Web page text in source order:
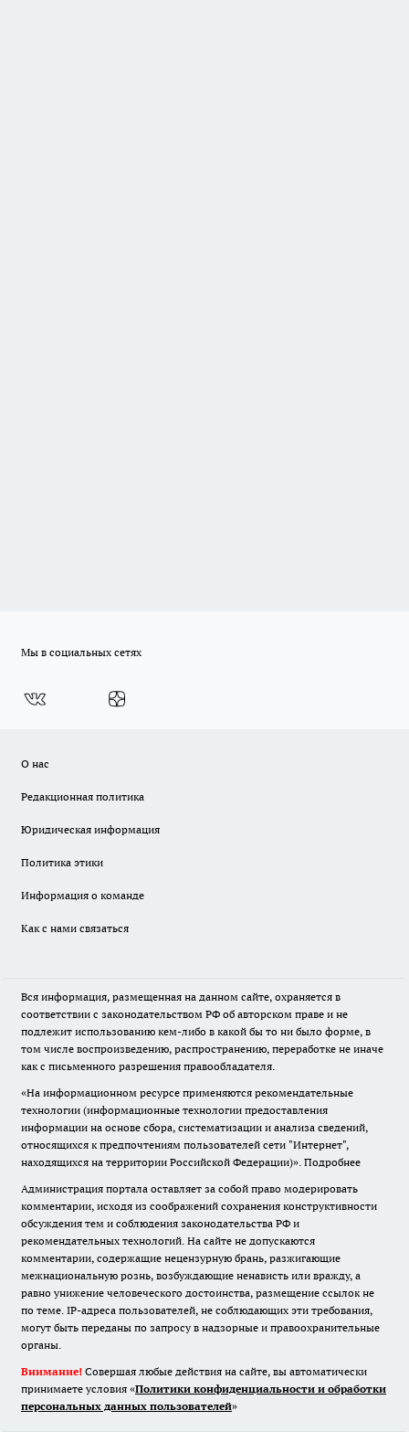
Мы в социальных сетях
О нас
Редакционная политика
Юридическая информация
Политика этики
Информация о команде
Как с нами связаться
Вся информация, размещенная на данном сайте, охраняется в
соответствии с законодательством РФ об авторском праве и не
подлежит использованию кем-либо в какой бы то ни было форме, в
том числе воспроизведению, распространению, переработке не иначе
как с письменного разрешения правообладателя.
«На информационном ресурсе применяются рекомендательные
технологии (информационные технологии предоставления
информации на основе сбора, систематизации и анализа сведений,
относящихся к предпочтениям пользователей сети "Интернет",
находящихся на территории Российской Федерации)». Подробнее
Администрация портала оставляет за собой право модерировать
комментарии, исходя из соображений сохранения конструктивности
обсуждения тем и соблюдения законодательства РФ и
рекомендательных технологий. На сайте не допускаются
комментарии, содержащие нецензурную брань, разжигающие
межнациональную рознь, возбуждающие ненависть или вражду, а
равно унижение человеческого достоинства, размещение ссылок не
по теме. IP-адреса пользователей, не соблюдающих эти требования,
могут быть переданы по запросу в надзорные и правоохранительные
органы.
Внимание! Совершая любые действия на сайте, вы автоматически
принимаете условия «Политики конфиденциальности и обработки
персональных данных пользователей»